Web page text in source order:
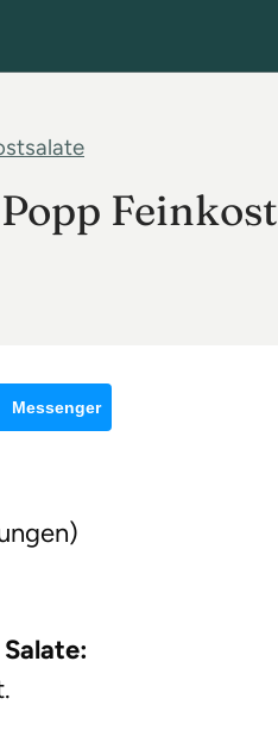
Feinkost
Messenger